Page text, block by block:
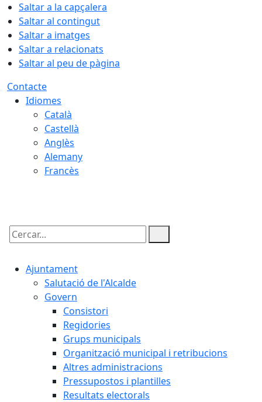
Saltar a la capçalera
Saltar al contingut
Saltar a imatges
Saltar a relacionats
Saltar al peu de pàgina
Contacte
Idiomes
Català
Castellà
Anglès
Alemany
Francès
Cercar:
Ajuntament
Salutació de l'Alcalde
Govern
Consistori
Regidories
Grups municipals
Organització municipal i retribucions
Altres administracions
Pressupostos i plantilles
Resultats electorals